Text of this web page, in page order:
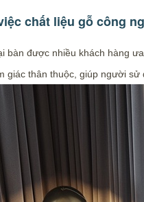
chất liệu gỗ công
bàn được nhiều khách hàng
giác thân thuộc, giúp người